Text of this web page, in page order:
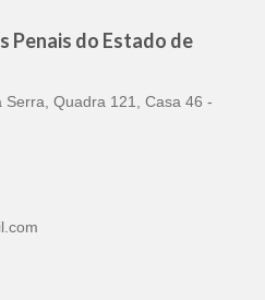
Penais do Estado de
Serra, Quadra 121, Casa 46 -